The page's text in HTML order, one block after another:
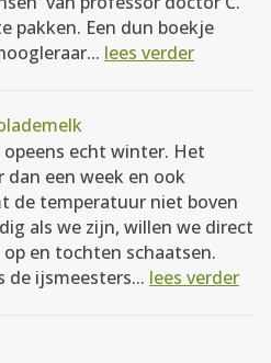
pakken. Een dun boekje
lees verder
opeens echt winter. Het
dan een week en ook
de temperatuur niet boven
als we zijn, willen we direct
en tochten schaatsen.
de ijsmeesters... lees verder